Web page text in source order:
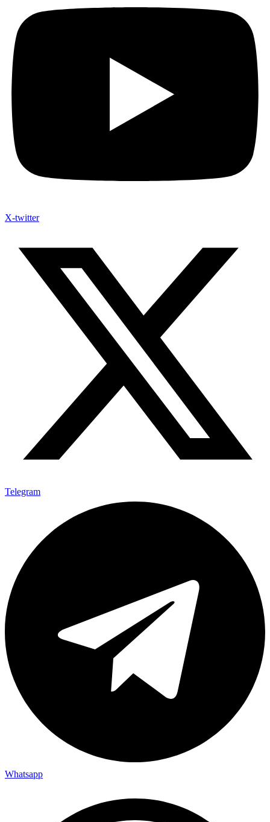
X-twitter
Telegram
Whatsapp